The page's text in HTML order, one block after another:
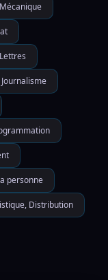
personne
Distribution